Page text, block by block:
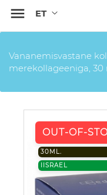

Vananemisvastane
merekollageeniga, 30
OUT-OF-
30ML.
IISRAEL